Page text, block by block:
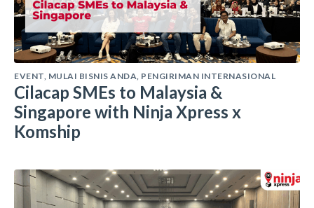
EVENT MULAI BISNIS ANDA PENGIRIMAN INTERNASIONAL
Cilacap SMEs to Malaysia &
Singapore with Ninja Xpress x
Komship